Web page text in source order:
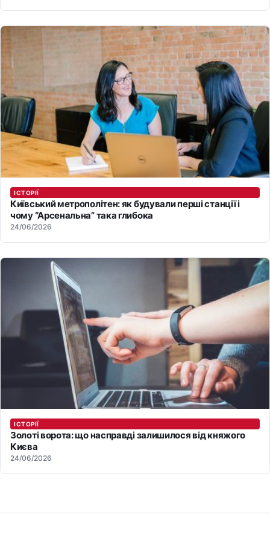
ІСТОРІЇ
Київський метрополітен: як будували перші станції і
чому “Арсенальна” така глибока
24/06/2026
ІСТОРІЇ
Золоті ворота: що насправді залишилося від княжого
Києва
24/06/2026